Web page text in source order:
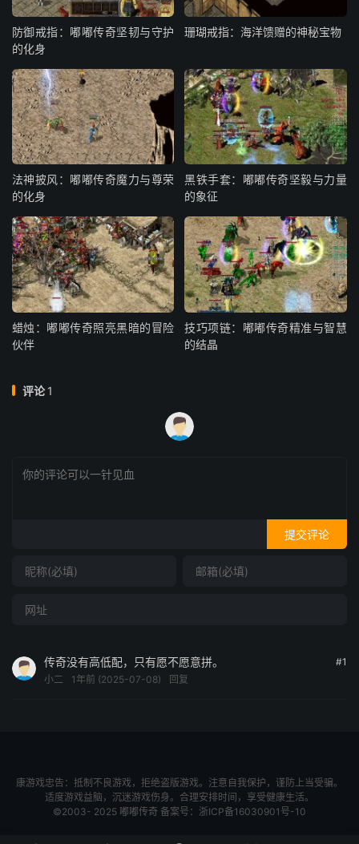
防御戒指：嘟嘟传奇坚韧与守护
的化身
珊瑚戒指：海洋馈赠的神秘宝物
法神披风：嘟嘟传奇魔力与尊荣
的化身
黑铁手套：嘟嘟传奇坚毅与力量
的象征
蜡烛：嘟嘟传奇照亮黑暗的冒险
伙伴
技巧项链：嘟嘟传奇精准与智慧
的结晶
评论1
提交评论
#1
传奇没有高低配，只有愿不愿意拼。
小二 1年前 (2025-07-08) 回复
康游戏忠告：抵制不良游戏，拒绝盗版游戏。注意自我保护，谨防上当受骗。
适度游戏益脑，沉迷游戏伤身。合理安排时间，享受健康生活。
©2003- 2025 嘟嘟传奇 备案号： 浙ICP备16030901号-10